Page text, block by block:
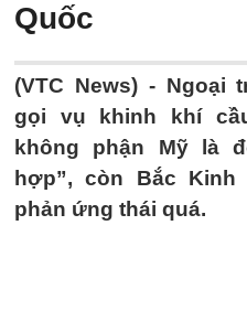
Quốc
(VTC News) - Ngoại
gọi vụ khinh khí
không phận Mỹ là
hợp”, còn Bắc Kinh
phản ứng thái quá.